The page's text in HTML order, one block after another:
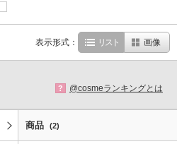
表示形式： リスト 画像
? @cosmeランキングとは
商品 (2)